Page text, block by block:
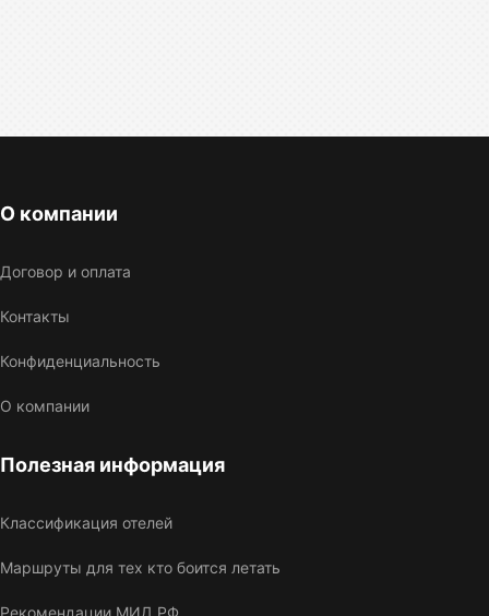
О компании
Договор и оплата
Контакты
Конфиденциальность
О компании
Полезная информация
Классификация отелей
Маршруты для тех кто боится летать
Рекомендации МИД РФ